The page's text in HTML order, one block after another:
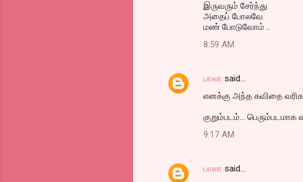
இருவரும் சேர்ந்து
அதைப் போலவே
மண் போடுவோம் ..
8:59 AM
பாலா said…
எனக்கு அந்த கவிதை
குறும்படம்... பெரும்படமாக
9:17 AM
பாலா said…